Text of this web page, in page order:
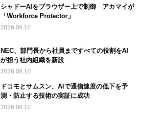
シャドーAIをブラウザー上で制御 アカマイが
「Workforce Protector」
2026.08.10
NEC、部門長から社員まですべての役割をAI
が担う社内組織を新設
2026.08.10
ドコモとサムスン、AIで通信速度の低下を予
測・防止する技術の実証に成功
2026.08.10